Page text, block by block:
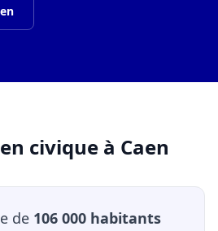
civique à Caen
de 106 000 habitants